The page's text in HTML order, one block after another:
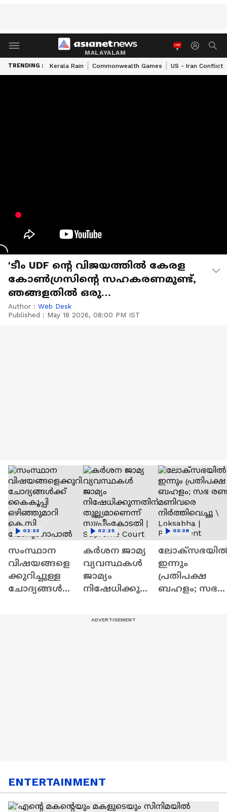
MALAYALAM
TRENDING : Kerala Rain Commonwealth Games US - Iran Conflict
'ടീം UDF ന്റെ വിജയത്തിൽ കേരള
കോൺഗ്രസിന്റെ സഹകരണമുണ്ട്,
ഞങ്ങളതിൽ ഒരു
കൊതിക്കെറുവും പറഞ്ഞുവരില്ല'
Author : Web Desk
Published : May 18 2026, 08:00 PM IST
സംസ്ഥാന
വിഷയങ്ങളെ
ക്കുറിച്ചുള്ള
ചോദ്യങ്ങൾക്ക്
02:33
കർശന ജാമ്യ
വ്യവസ്ഥകൾ
ജാമ്യം
നിഷേധിക്കുന്ന
02:25
ഇന്നും
പ്രതിപക്ഷ
ബഹളം; സഭ
03:38
ENTERTAINMENT